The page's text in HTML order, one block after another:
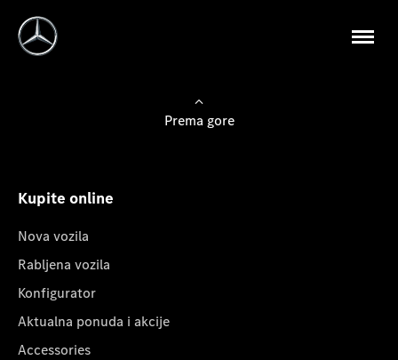
Prema gore
Kupite online
Nova vozila
Rabljena vozila
Konfigurator
Aktualna ponuda i akcije
Accessories